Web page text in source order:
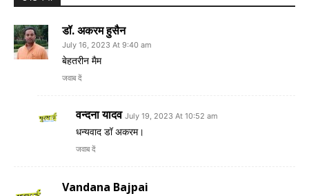
डॉ. अकरम हुसैन
July 16, 2023 At 9:40 am
बेहतरीन मैम
जवाब दें
वन्दना यादव July 19, 2023 At 10:52 am
धन्यवाद डॉ अकरम।
जवाब दें
Vandana Bajpai